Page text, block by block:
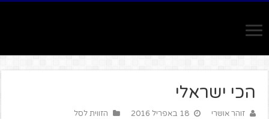
הכי ישראלי
זוהר אושרי 18 באפריל 2016 הזווית לסל